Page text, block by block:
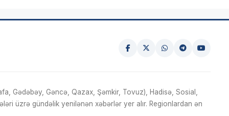
Gədəbəy, Gəncə, Qazax, Şəmkir, Tovuz), Hadisə, Sosial,
üzrə gündəlik yenilənən xəbərlər yer alır. Regionlardan ən